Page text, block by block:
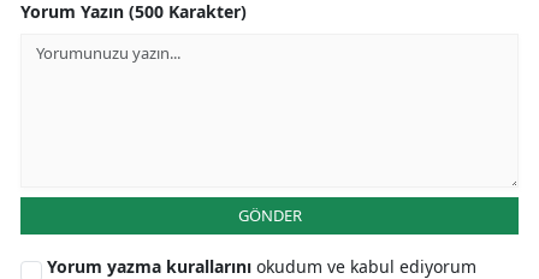
Yorum Yazın (500 Karakter)
GÖNDER
Yorum yazma kurallarını okudum ve kabul ediyorum